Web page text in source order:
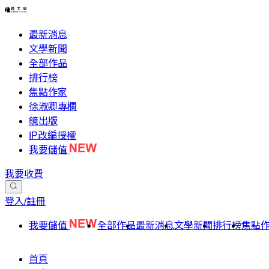
最新消息
文學新聞
全部作品
排行榜
焦點作家
徐淑卿專欄
鏡出版
IP改編授權
我要儲值
我要收費
登入/註冊
我要儲值 全部作品最新消息文學新聞排行榜焦點
首頁